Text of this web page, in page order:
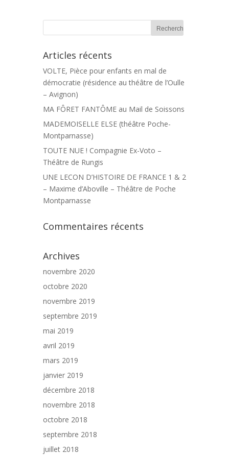
Articles récents
VOLTE, Pièce pour enfants en mal de
démocratie (résidence au théâtre de l’Oulle
– Avignon)
MA FÔRET FANTÔME au Mail de Soissons
MADEMOISELLE ELSE (théâtre Poche-
Montparnasse)
TOUTE NUE ! Compagnie Ex-Voto –
Théâtre de Rungis
UNE LECON D’HISTOIRE DE FRANCE 1 & 2
– Maxime d’Aboville – Théâtre de Poche
Montparnasse
Commentaires récents
Archives
novembre 2020
octobre 2020
novembre 2019
septembre 2019
mai 2019
avril 2019
mars 2019
janvier 2019
décembre 2018
novembre 2018
octobre 2018
septembre 2018
juillet 2018